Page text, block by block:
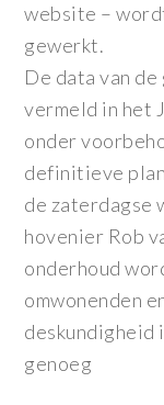
website –
gewerkt.
De data van
vermeld in het
onder
definitieve
de zaterdagse
hovenier Rob
onderhoud
omwonenden
deskundigheid
genoeg